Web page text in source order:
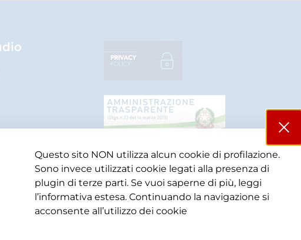
Questo sito NON utilizza alcun cookie di profilazione.
Sono invece utilizzati cookie legati alla presenza di
plugin di terze parti. Se vuoi saperne di più, leggi
l’informativa estesa. Continuando la navigazione si
acconsente all’utilizzo dei cookie​